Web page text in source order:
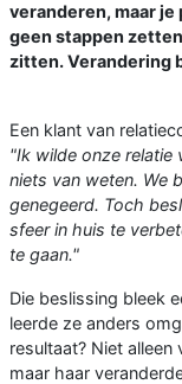
veranderen, maar
geen stappen
zitten. Verandering
Een klant van
"Ik wilde onze relatie
niets van weten. We
genegeerd. Toch
sfeer in huis te
te gaan."
Die beslissing bleek
leerde ze anders
resultaat? Niet
maar haar